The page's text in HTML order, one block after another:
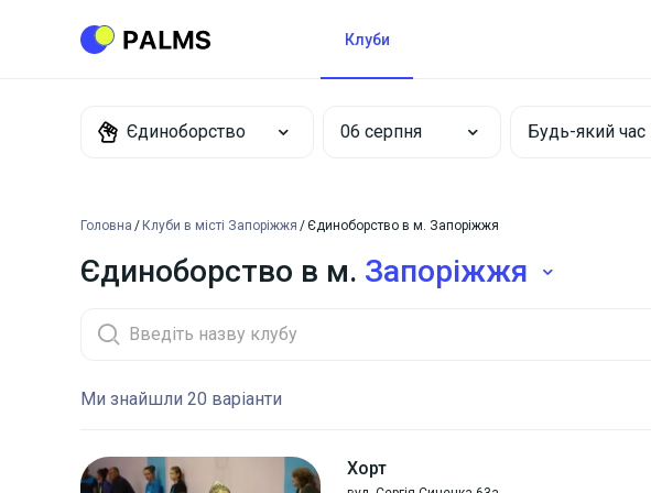
Клуби
Єдиноборство Будь-який час
Головна Клуби в місті Запоріжжя Єдиноборство в м. Запоріжжя
Єдиноборство в м. Запоріжжя
Ми знайшли 20 варіанти
Хорт